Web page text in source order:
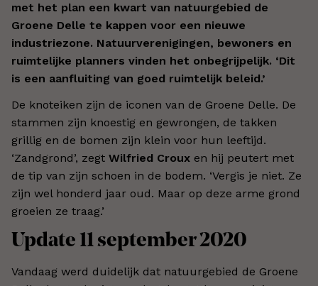
met het plan een kwart van natuurgebied de
Groene Delle te kappen voor een nieuwe
industriezone. Natuurverenigingen, bewoners en
ruimtelijke planners vinden het onbegrijpelijk. ‘Dit
is een aanfluiting van goed ruimtelijk beleid.’
De knoteiken zijn de iconen van de Groene Delle. De
stammen zijn knoestig en gewrongen, de takken
grillig en de bomen zijn klein voor hun leeftijd.
‘Zandgrond’, zegt Wilfried Croux en hij peutert met
de tip van zijn schoen in de bodem. ‘Vergis je niet. Ze
zijn wel honderd jaar oud. Maar op deze arme grond
groeien ze traag.’
Update 11 september 2020
Vandaag werd duidelijk dat natuurgebied de Groene